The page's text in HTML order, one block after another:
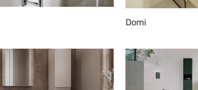
Domi